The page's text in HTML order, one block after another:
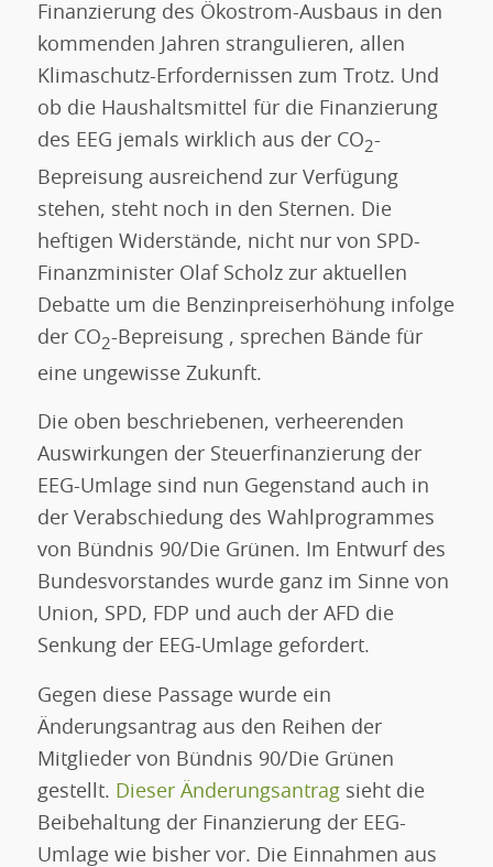
Finanzierung des Ökostrom-Ausbaus in den
kommenden Jahren strangulieren, allen
Klimaschutz-Erfordernissen zum Trotz. Und
ob die Haushaltsmittel für die Finanzierung
des EEG jemals wirklich aus der CO2-
Bepreisung ausreichend zur Verfügung
stehen, steht noch in den Sternen. Die
heftigen Widerstände, nicht nur von SPD-
Finanzminister Olaf Scholz zur aktuellen
Debatte um die Benzinpreiserhöhung infolge
der CO2-Bepreisung , sprechen Bände für
eine ungewisse Zukunft.
Die oben beschriebenen, verheerenden
Auswirkungen der Steuerfinanzierung der
EEG-Umlage sind nun Gegenstand auch in
der Verabschiedung des Wahlprogrammes
von Bündnis 90/Die Grünen. Im Entwurf des
Bundesvorstandes wurde ganz im Sinne von
Union, SPD, FDP und auch der AFD die
Senkung der EEG-Umlage gefordert.
Gegen diese Passage wurde ein
Änderungsantrag aus den Reihen der
Mitglieder von Bündnis 90/Die Grünen
gestellt. Dieser Änderungsantragsieht die
Beibehaltung der Finanzierung der EEG-
Umlage wie bisher vor. Die Einnahmen aus